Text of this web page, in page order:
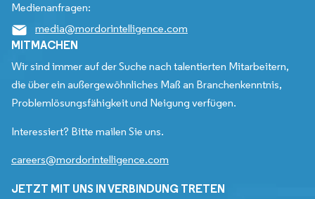
Medienanfragen:
media@mordorintelligence.com
MITMACHEN
Wir sind immer auf der Suche nach talentierten Mitarbeitern,
die über ein außergewöhnliches Maß an Branchenkenntnis,
Problemlösungsfähigkeit und Neigung verfügen.
Interessiert? Bitte mailen Sie uns.
careers@mordorintelligence.com
JETZT MIT UNS IN VERBINDUNG TRETEN